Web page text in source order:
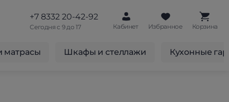
+7 8332 20-42-92
Сегодня с 9 до 17 Кабинет Избранное Корзина
матрасы Шкафы и стеллажи Кухонные